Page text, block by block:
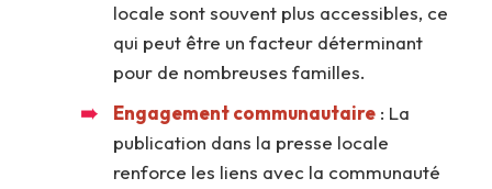
locale sont souvent plus accessibles, ce
qui peut être un facteur déterminant
pour de nombreuses familles.
Engagement communautaire : La
publication dans la presse locale
renforce les liens avec la communauté